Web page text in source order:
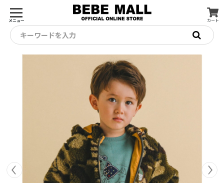
メニュー カート
キーワードを入力